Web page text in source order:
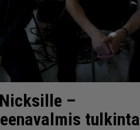
–
tulkinta